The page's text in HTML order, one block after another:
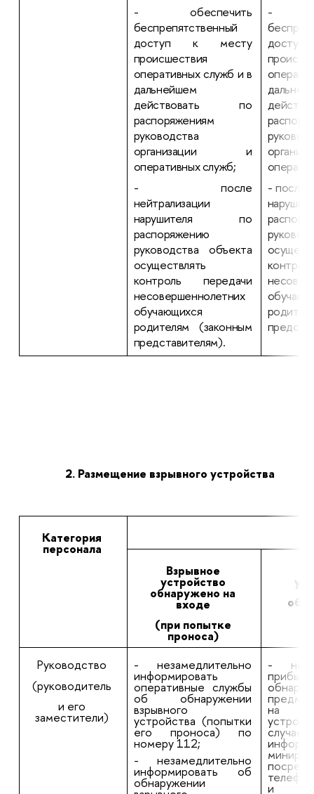
- обеспечить
беспрепятственный
доступ к месту
происшествия
оперативных служб и в
дальнейшем
действовать по
распоряжениям
руководства
организации и
оперативных служб;
- после
нейтрализации
нарушителя по
распоряжению
руководства объекта
осуществлять
контроль передачи
несовершеннолетних
обучающихся
родителям (законным
представителям).
-
- после
2. Размещение взрывного устройства
Категория
персонала
Взрывное
устройство
обнаружено на
входе
(при попытке
проноса)
Руководство
(руководитель
и его
заместители)
- незамедлительно
информировать
оперативные службы
об обнаружении
взрывного
устройства (попытки
его проноса) по
номеру 112;
- незамедлительно
информировать об
обнаружении
-
на
и